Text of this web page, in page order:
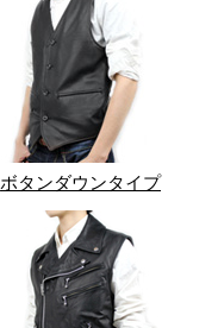
ボタンダウンタイプ